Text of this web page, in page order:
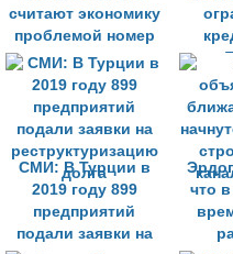
считают экономику
проблемой номер
один
СМИ: В Турции в
2019 году 899
предприятий
подали заявки на
что